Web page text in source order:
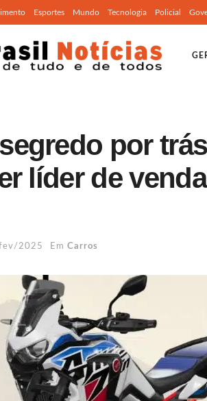
Esportes Mundo Tecnologia Policial
por
líder de
2025 Em Carros